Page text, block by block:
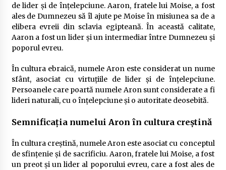
de lider și de înțelepciune. Aaron, fratele lui Moise, a fost
ales de Dumnezeu să îl ajute pe Moise în misiunea sa de a
elibera evreii din sclavia egipteană. În această calitate,
Aaron a fost un lider și un intermediar între Dumnezeu și
poporul evreu.
În cultura ebraică, numele Aron este considerat un nume
sfânt, asociat cu virtuțiile de lider și de înțelepciune.
Persoanele care poartă numele Aron sunt considerate a fi
lideri naturali, cu o înțelepciune și o autoritate deosebită.
Semnificația numelui Aron în cultura creștină
În cultura creștină, numele Aron este asociat cu conceptul
de sfințenie și de sacrificiu. Aaron, fratele lui Moise, a fost
un preot și un lider al poporului evreu, care a fost ales de